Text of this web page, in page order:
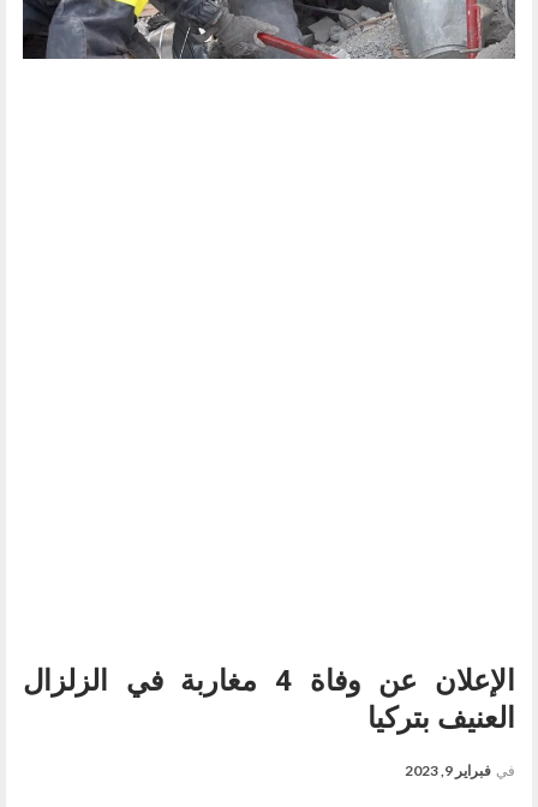
الإعلان عن وفاة 4 مغاربة في الزلزال
العنيف بتركيا
في فبراير 9, 2023